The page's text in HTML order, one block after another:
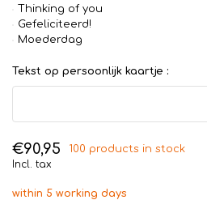
Thinking of you
Gefeliciteerd!
Moederdag
Tekst op persoonlijk kaartje :
€90,95
100 products in stock
Incl. tax
within 5 working days